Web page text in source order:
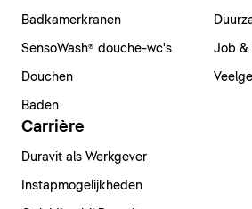
Badkamerkranen
SensoWash® douche-wc's
Douchen
Baden
Job &
Carrière
Duravit als Werkgever
Instapmogelijkheden